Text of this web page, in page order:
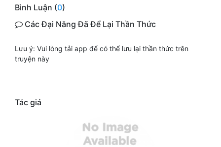
Bình Luận (0)
Các Đại Năng Đã Để Lại Thần Thức
Lưu ý: Vui lòng tải app để có thể lưu lại thần thức trên
truyện này
Tác giả